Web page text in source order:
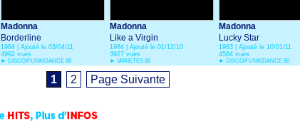
Madonna
Borderline
1984 | Ajouté le 03/04/11
4992 vues
► DISCO/FUNK/DANCE 80
Madonna
Like a Virgin
1984 | Ajouté le 01/12/10
3927 vues
► VARIETES 80
Madonna
Lucky Star
1983 | Ajouté le 10/01/11
4584 vues
► DISCO/FUNK/DANCE 80
1 2 Page Suivante